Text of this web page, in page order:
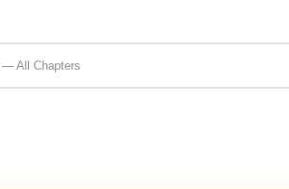
— All Chapters